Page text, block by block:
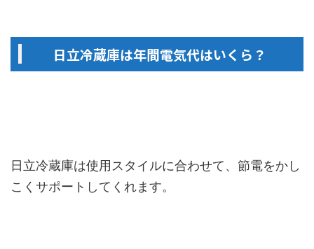
日立冷蔵庫は年間電気代はいくら？
日立冷蔵庫は使用スタイルに合わせて、節電をかし
こくサポートしてくれます。